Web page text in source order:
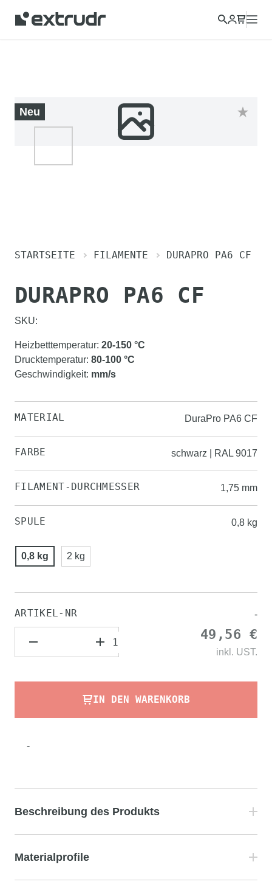
Neu
STARTSEITE FILAMENTE DURAPRO PA6 CF
DURAPRO PA6 CF
SKU:
Heizbetttemperatur: 20-150 °C
Drucktemperatur: 80-100 °C
Geschwindigkeit: mm/s
MATERIAL DuraPro PA6 CF
FARBE schwarz | RAL 9017
FILAMENT-DURCHMESSER 1,75 mm
SPULE 0,8 kg
0,8 kg 2 kg
ARTIKEL-NR -
49,56 €
inkl. UST.
IN DEN WARENKORB
-
Beschreibung des Produkts
Materialprofile